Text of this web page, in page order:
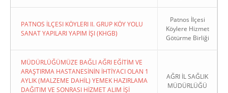
PATNOS İLÇESI KÖYLERI II. GRUP KÖY YOLU
SANAT YAPILARI YAPIM İŞI (KHGB)
Patnos İlçesi
Köylere Hizmet
Götürme Birliği
MÜDÜRLÜĞÜMÜZE BAĞLI AĞRI EĞİTİM VE
ARAŞTIRMA HASTANESİNİN İHTİYACI OLAN 1
AYLIK (MALZEME DAHİL) YEMEK HAZIRLAMA
DAĞITIM VE SONRASI HİZMET ALIM İŞİ
AĞRI İL SAĞLIK
MÜDÜRLÜĞÜ